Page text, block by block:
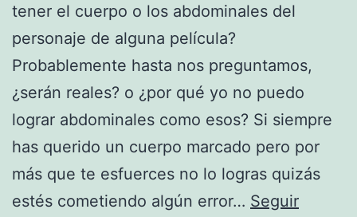
tener el cuerpo o los abdominales del
personaje de alguna película?
Probablemente hasta nos preguntamos,
¿serán reales? o ¿por qué yo no puedo
lograr abdominales como esos? Si siempre
has querido un cuerpo marcado pero por
más que te esfuerces no lo logras quizás
estés cometiendo algún error… Seguir